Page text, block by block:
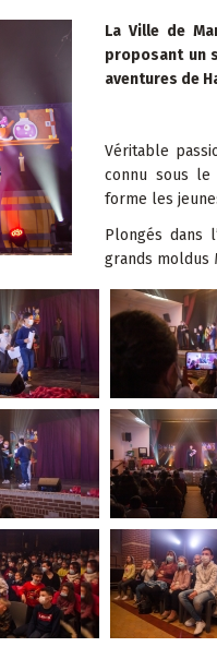
La Ville de
proposant un
aventures de
Véritable
connu sous le
forme les
Plongés dans
grands moldus